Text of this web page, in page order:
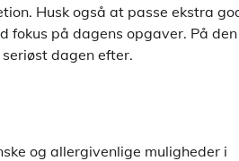
Husk også at passe ekstra
fokus på dagens opgaver. På
dagen efter.
og allergivenlige muligheder i